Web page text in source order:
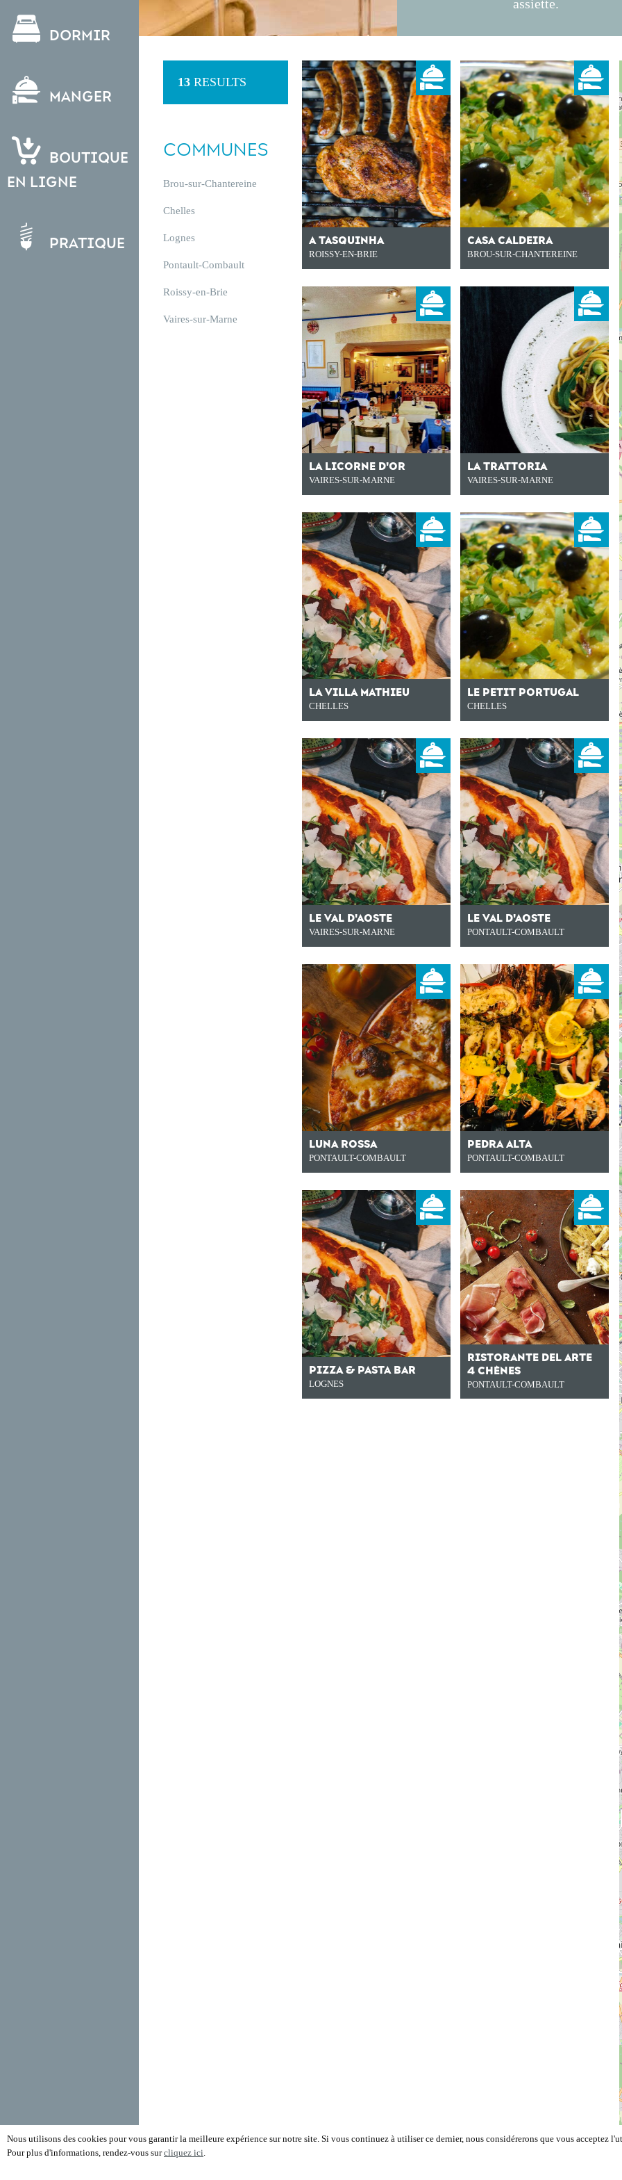
Dormir
Manger
Boutique
en ligne
Pratique
assiette.
13RESULTS
COMMUNES
Brou-sur-Chantereine
Chelles
Lognes
Pontault-Combault
Roissy-en-Brie
Vaires-sur-Marne
A TASQUINHA
ROISSY-EN-BRIE
CASA CALDEIRA
BROU-SUR-CHANTEREINE
LA LICORNE D'OR
VAIRES-SUR-MARNE
LA TRATTORIA
VAIRES-SUR-MARNE
LA VILLA MATHIEU
CHELLES
LE PETIT PORTUGAL
CHELLES
LE VAL D'AOSTE
VAIRES-SUR-MARNE
LE VAL D'AOSTE
PONTAULT-COMBAULT
LUNA ROSSA
PONTAULT-COMBAULT
PEDRA ALTA
PONTAULT-COMBAULT
PIZZA & PASTA BAR
LOGNES
RISTORANTE DEL ARTE
4 CHÊNES
PONTAULT-COMBAULT
Nous utilisons des cookies pour vous garantir la meilleure expérience sur notre site. Si vous continuez à utiliser ce dernier, nous considérerons que vous acceptez
Pour plus d'informations, rendez-vous surcliquez ici.